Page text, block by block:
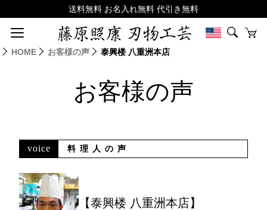
HOME お客様の声 泰興楼 八重洲本店
お客様の声
voice 料理人の声
【泰興楼 八重洲本店】